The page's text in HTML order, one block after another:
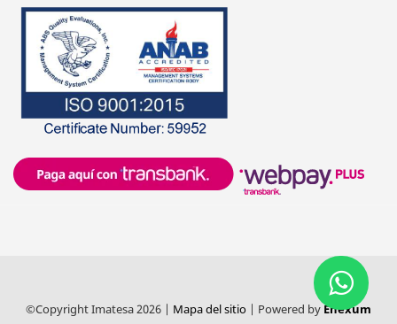
©Copyright Imatesa 2026 | Mapa del sitio | Powered byEnexum